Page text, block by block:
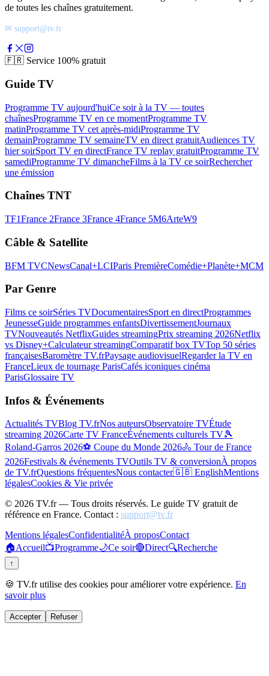
de toutes les chaînes gratuitement.
✉ support@tv.fr
🇫🇷 Service 100% gratuit
Guide TV
Programme TV aujourd'huiCe soir à la TV — toutes
chaînesProgramme TV en ce momentProgramme TV
matinProgramme TV cet après-midiProgramme TV
demainProgramme TV semaineTV en direct gratuitAudiences TV
hier soirSport TV en directFrance TV replay gratuitProgramme TV
samediProgramme TV dimancheFilms à la TV ce soirRechercher
une émission
Chaînes TNT
TF1France 2France 3France 4France 5M6ArteW9
Câble & Satellite
BFM TVCNewsCanal+LCIParis PremièreComédie+Planète+MCM
Par Genre
Films ce soirSéries TVDocumentairesSport en directProgrammes
JeunesseGuide programmes enfantsDivertissementJournaux
TVNouveautés NetflixGuides streamingPrix streaming 2026Netflix
vs Disney+Calculateur streamingComparatif box TVTop 50 séries
françaisesBaromètre TV.frPaysage audiovisuelRegarder la TV en
FranceLieux de tournage ParisCafés iconiques cinéma
ParisGlossaire TV
Infos & Événements
Actualités TVBlog TV.frNos auteursObservatoire TVÉtude
streaming 2026Carte TV FranceÉvénements culturels TV🎾
Roland-Garros 2026⚽ Coupe du Monde 2026🚴 Tour de France
2026Festivals & événements TVOutils TV & conversionÀ propos
de TV.frQuestions fréquentesNous contacter🇬🇧 EnglishMentions
légalesCookies & Vie privée
© 2026 TV.fr — Tous droits réservés. Le guide TV gratuit de
référence en France. Contact : support@tv.fr
Mentions légalesConfidentialitéÀ proposContact
🏠Accueil📺Programme🌙Ce soir🔴Direct🔍Recherche
↑
🍪 TV.fr utilise des cookies pour améliorer votre expérience. En
savoir plus
Accepter Refuser